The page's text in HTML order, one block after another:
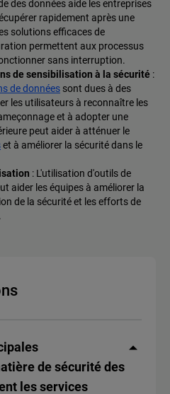
des données aide les entreprises
rapidement après une
solutions efficaces de
permettent aux processus
sans interruption.
de sensibilisation à la sécurité :
de données sont dues à des
les utilisateurs à reconnaître les
et à adopter une
peut aider à atténuer le
et à améliorer la sécurité dans le
: L'utilisation d'outils de
aider les équipes à améliorer la
de la sécurité et les efforts de
de sécurité des
les services